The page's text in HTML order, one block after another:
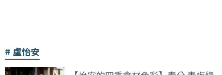
盧怡安